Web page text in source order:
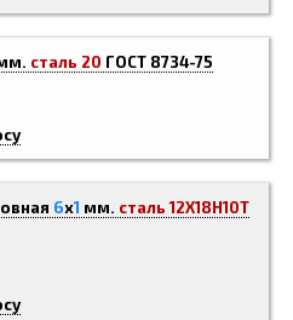
сталь 20 ГОСТ 8734-75
6x1 мм. сталь 12Х18Н10Т